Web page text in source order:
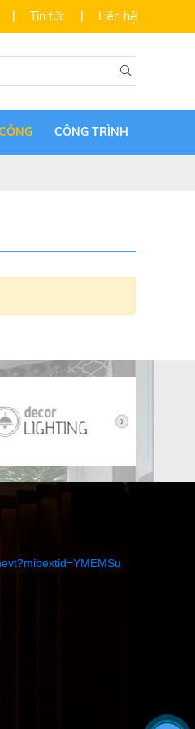
Tin tức Liên hệ
CÔNG TRÌNH